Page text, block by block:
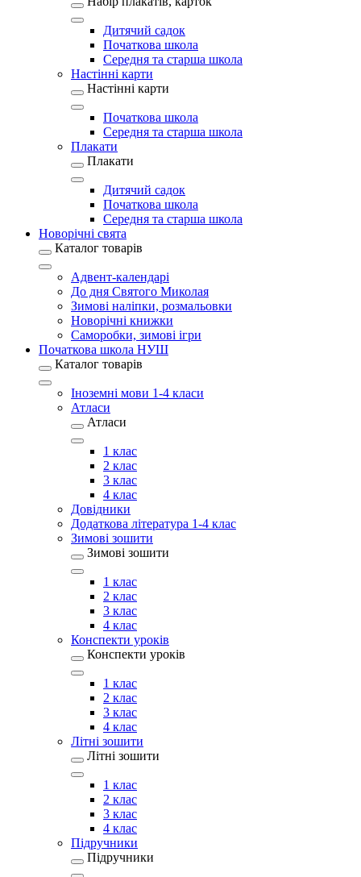
Дитячий садок
Початкова школа
Середня та старша школа
Настінні карти
Настінні карти
Початкова школа
Середня та старша школа
Плакати
Плакати
Дитячий садок
Початкова школа
Середня та старша школа
Новорічні свята
Каталог товарів
Адвент-календарі
До дня Святого Миколая
Зимові наліпки, розмальовки
Новорічні книжки
Саморобки, зимові ігри
Початкова школа НУШ
Каталог товарів
Іноземні мови 1-4 класи
Атласи
Атласи
1 клас
2 клас
3 клас
4 клас
Довідники
Додаткова література 1-4 клас
Зимові зошити
Зимові зошити
1 клас
2 клас
3 клас
4 клас
Конспекти уроків
Конспекти уроків
1 клас
2 клас
3 клас
4 клас
Літні зошити
Літні зошити
1 клас
2 клас
3 клас
4 клас
Підручники
Підручники